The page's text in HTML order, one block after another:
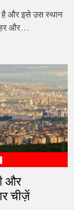
और इसे उस स्थान
और…
और
चीज़ें